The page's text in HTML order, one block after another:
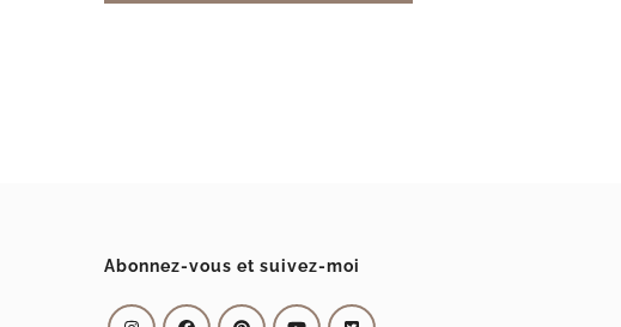
options
peuvent
Abonnez-vous et suivez-moi